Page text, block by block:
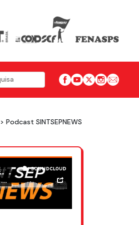
> Podcast SINTSEPNEWS